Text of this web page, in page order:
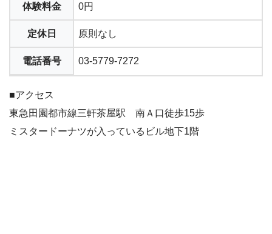
体験料金 0円
定休日 原則なし
電話番号 03-5779-7272
■アクセス
東急田園都市線三軒茶屋駅 南Ａ口徒歩15歩
ミスタードーナツが入っているビル地下1階